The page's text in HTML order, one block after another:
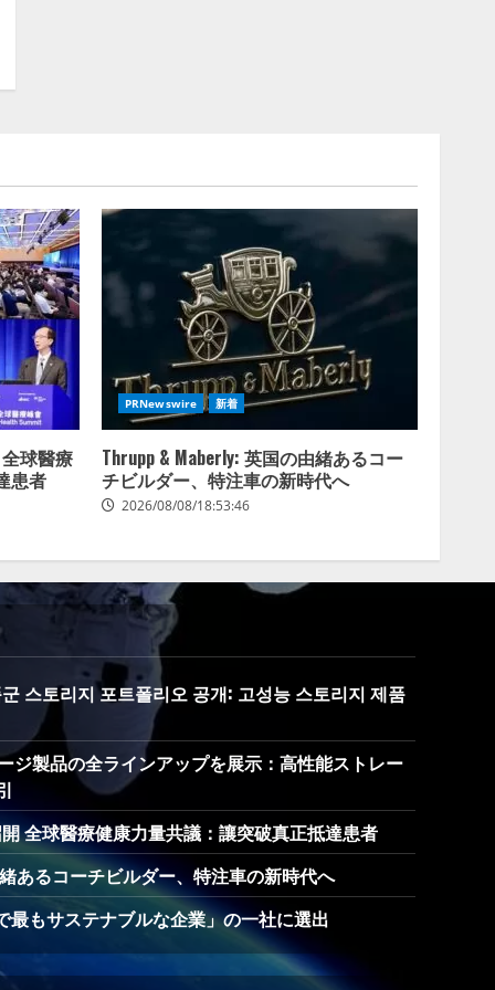
球醫療
患者
PRNewswire 新着
Thrupp & Maberly: 英国の由緒あるコー
チビルダー、特注車の新時代へ
2026/08/08/18:53:46
스토리지 포트폴리오 공개: 고성능 스토리지 제품
ジ製品の全ラインアップを展示：高性能ストレー
全球醫療健康力量共議：讓突破真正抵達患者
あるコーチビルダー、特注車の新時代へ
最もサステナブルな企業」の一社に選出